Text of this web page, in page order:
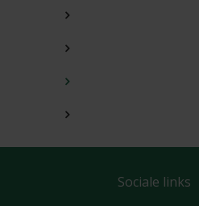
Sociale links